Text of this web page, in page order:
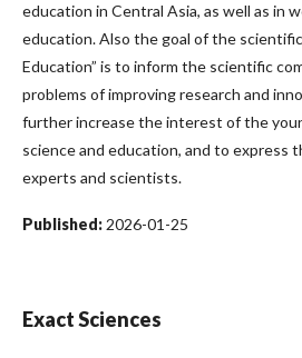
education in Central Asia, as well as in
education. Also the goal of the
Education” is to inform the scientific
problems of improving research and
further increase the interest of the
science and education, and to express
experts and scientists.
Published: 2026-01-25
Exact Sciences